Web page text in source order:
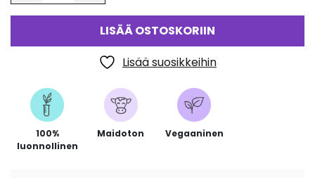
LISÄÄ OSTOSKORIIN
Lisää suosikkeihin
100%
luonnollinen
Maidoton Vegaaninen